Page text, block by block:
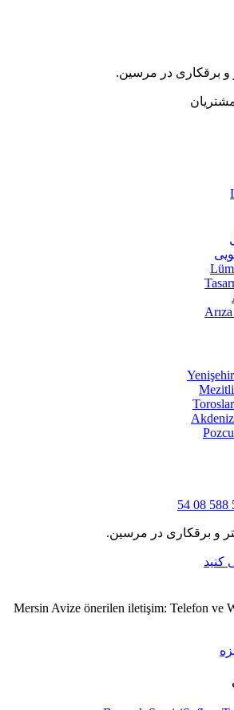
برقکاری در مرسین.
مشتریان
Yenişehir
Mezitli
Toroslar
Akdeniz
Pozcu
و برقکاری در مرسین.
کنید
Mersin Avize önerilen iletişim: Telefon ve